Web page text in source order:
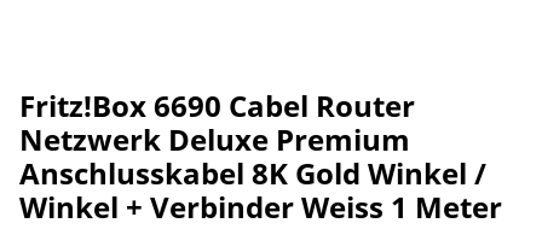
Fritz!Box 6690 Cabel Router
Netzwerk Deluxe Premium
Anschlusskabel 8K Gold Winkel /
Winkel + Verbinder Weiss 1 Meter